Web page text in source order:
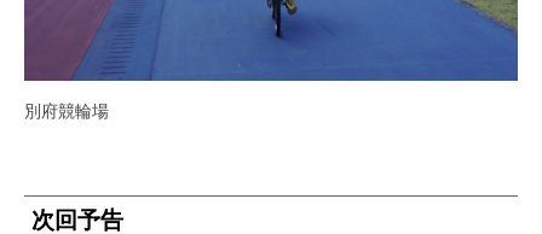
別府競輪場
次回予告